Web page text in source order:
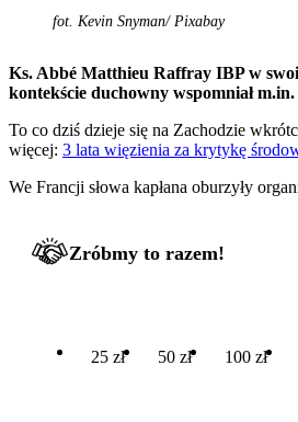
fot. Kevin Snyman/ Pixabay
Ks. Abbé Matthieu Raffray IBP w
kontekście duchowny wspomniał
To co dziś dzieje się na Zachodzie
więcej: 3 lata więzienia za krytykę
We Francji słowa kapłana oburzyły
Zróbmy to razem!
25 zł 50 zł 100 zł